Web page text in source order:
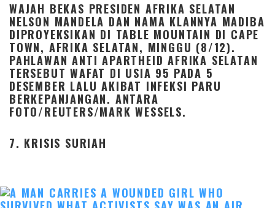
WAJAH BEKAS PRESIDEN AFRIKA SELATAN
NELSON MANDELA DAN NAMA KLANNYA MADIBA
DIPROYEKSIKAN DI TABLE MOUNTAIN DI CAPE
TOWN, AFRIKA SELATAN, MINGGU (8/12).
PAHLAWAN ANTI APARTHEID AFRIKA SELATAN
TERSEBUT WAFAT DI USIA 95 PADA 5
DESEMBER LALU AKIBAT INFEKSI PARU
BERKEPANJANGAN. ANTARA
FOTO/REUTERS/MARK WESSELS.
7. KRISIS SURIAH